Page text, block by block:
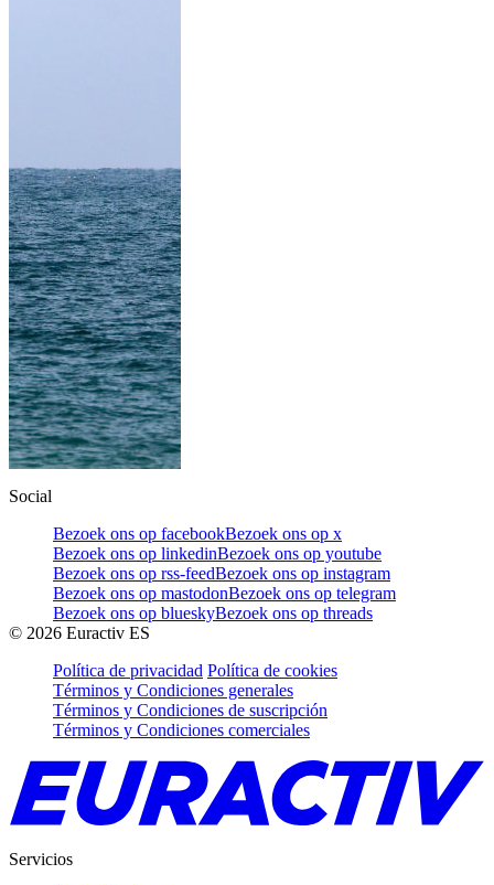
Social
Bezoek ons op facebookBezoek ons op x
Bezoek ons op linkedinBezoek ons op youtube
Bezoek ons op rss-feedBezoek ons op instagram
Bezoek ons op mastodonBezoek ons op telegram
Bezoek ons op blueskyBezoek ons op threads
© 2026 Euractiv ES
Política de privacidad Política de cookies
Términos y Condiciones generales
Términos y Condiciones de suscripción
Términos y Condiciones comerciales
Servicios